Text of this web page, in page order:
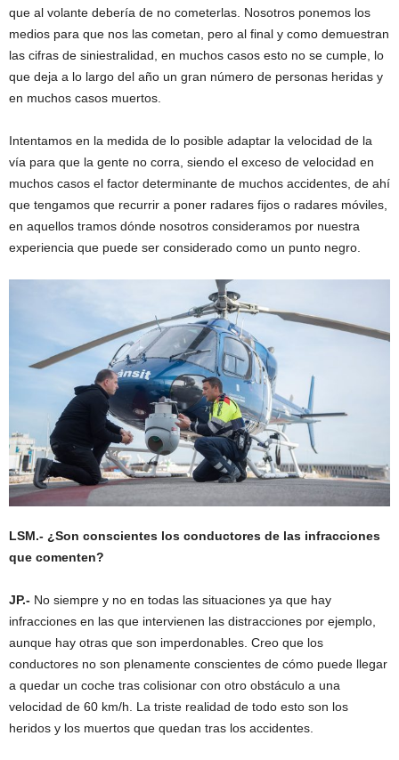
que al volante debería de no cometerlas. Nosotros ponemos los
medios para que nos las cometan, pero al final y como demuestran
las cifras de siniestralidad, en muchos casos esto no se cumple, lo
que deja a lo largo del año un gran número de personas heridas y
en muchos casos muertos.
Intentamos en la medida de lo posible adaptar la velocidad de la
vía para que la gente no corra, siendo el exceso de velocidad en
muchos casos el factor determinante de muchos accidentes, de ahí
que tengamos que recurrir a poner radares fijos o radares móviles,
en aquellos tramos dónde nosotros consideramos por nuestra
experiencia que puede ser considerado como un punto negro.
LSM.- ¿Son conscientes los conductores de las infracciones
que comenten?
JP.- No siempre y no en todas las situaciones ya que hay
infracciones en las que intervienen las distracciones por ejemplo,
aunque hay otras que son imperdonables. Creo que los
conductores no son plenamente conscientes de cómo puede llegar
a quedar un coche tras colisionar con otro obstáculo a una
velocidad de 60 km/h. La triste realidad de todo esto son los
heridos y los muertos que quedan tras los accidentes.